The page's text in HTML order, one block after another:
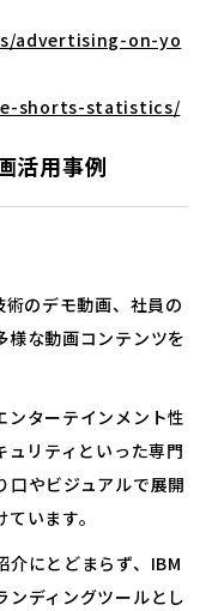
advertising-on-yo
shorts-statistics/
活用事例
のデモ動画、社員の
様な動画コンテンツを
ンターテインメント性
リティといった専門
口やビジュアルで展開
います。
介にとどまらず、IBM
ンディングツールとし